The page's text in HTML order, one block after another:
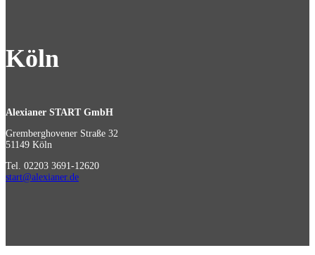
Köln
Alexianer START GmbH
Gremberghovener Straße 32
51149 Köln
Tel. 02203 3691-12620
start@alexianer.de